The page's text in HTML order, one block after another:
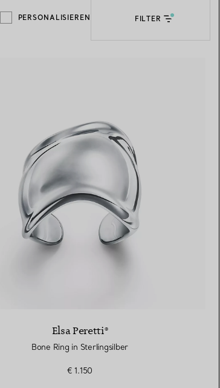
PERSONALISIEREN FILTER
Elsa Peretti®
Bone Ring in Sterlingsilber
€ 1.150